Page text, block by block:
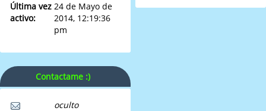
Última vez
activo:
24 de Mayo de
2014, 12:19:36
pm
Contactame :)
oculto